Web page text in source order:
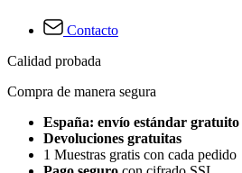
Contacto
Calidad probada
Compra de manera segura
España: envío estándar gratuito
Devoluciones gratuitas
1 Muestras gratis con cada pedido